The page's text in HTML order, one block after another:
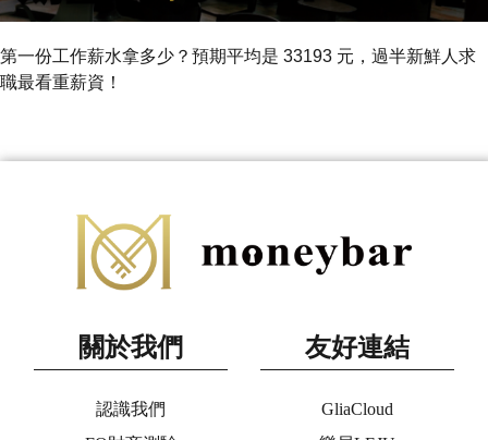
第一份工作薪水拿多少？預期平均是 33193 元，過半新鮮人求
職最看重薪資！
關於我們
認識我們
友好連結
GliaCloud